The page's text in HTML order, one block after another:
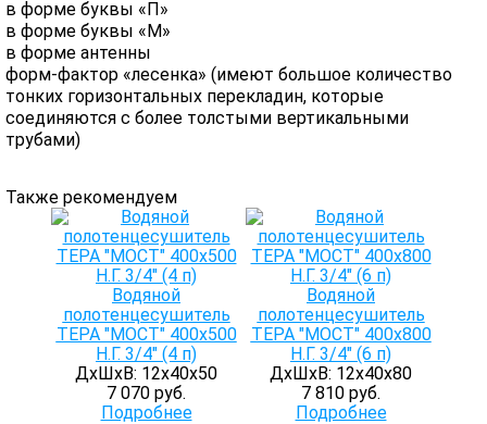
в форме буквы «П»
в форме буквы «М»
в форме антенны
форм-фактор «лесенка» (имеют большое количество
тонких горизонтальных перекладин, которые
соединяются с более толстыми вертикальными
трубами)
Также рекомендуем
Водяной
полотенцесушитель
ТЕРА "МОСТ" 400х500
Н.Г. 3/4" (4 п)
ДхШхВ: 12х40х50
7 070 руб.
Подробнее
Водяной
полотенцесушитель
ТЕРА "МОСТ" 400х800
Н.Г. 3/4" (6 п)
ДхШхВ: 12х40х80
7 810 руб.
Подробнее